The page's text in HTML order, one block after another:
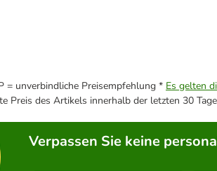
= unverbindliche Preisempfehlung * Es gelten
Preis des Artikels innerhalb der letzten 30
Verpassen Sie keine